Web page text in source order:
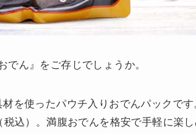
ん』をご存じでしょうか。
を使ったパウチ入りおでんパックで
込）。満腹おでんを格安で手軽に楽